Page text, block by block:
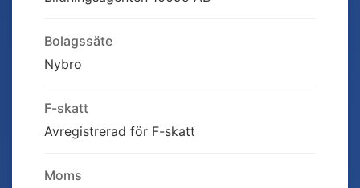
Bolagssäte
Nybro
F-skatt
Avregistrerad för F-skatt
Moms